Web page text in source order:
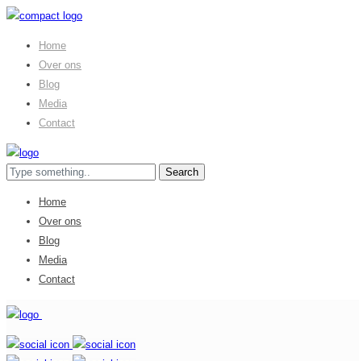
Home
Over ons
Blog
Media
Contact
Home
Over ons
Blog
Media
Contact